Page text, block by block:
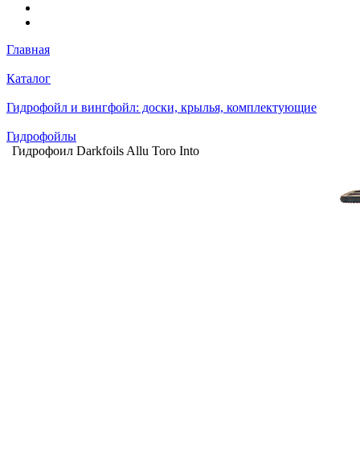
Главная
Каталог
Гидрофойл и вингфойл: доски, крылья, комплектующие
Гидрофойлы
Гидрофоил Darkfoils Allu Toro Into